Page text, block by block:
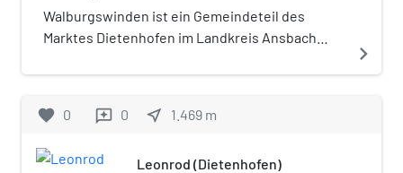
Walburgswinden ist ein Gemeindeteil des
Marktes Dietenhofen im Landkreis Ansbach
navigate_next
favorite 0 reviews 0 near_me 1.469 m
Leonrod (Dietenhofen)